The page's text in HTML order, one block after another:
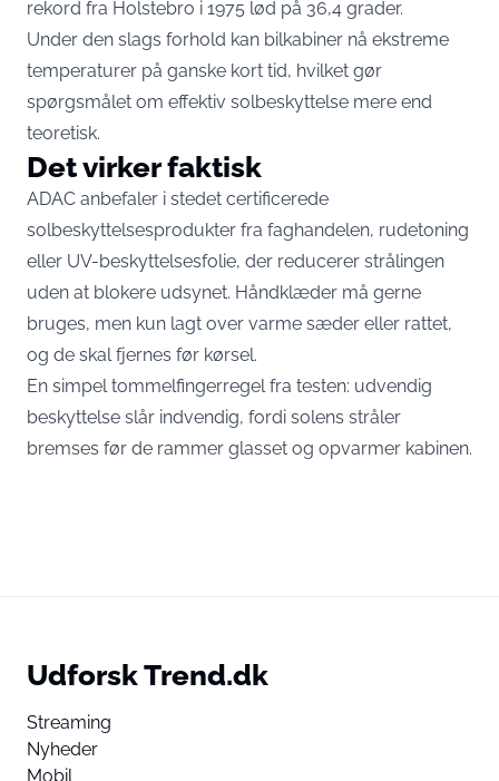
rekord fra Holstebro i 1975 lød på 36,4 grader.
Under den slags forhold kan bilkabiner nå ekstreme
temperaturer på ganske kort tid, hvilket gør
spørgsmålet om effektiv solbeskyttelse mere end
teoretisk.
Det virker faktisk
ADAC anbefaler i stedet certificerede
solbeskyttelsesprodukter fra faghandelen, rudetoning
eller UV-beskyttelsesfolie, der reducerer strålingen
uden at blokere udsynet. Håndklæder må gerne
bruges, men kun lagt over varme sæder eller rattet,
og de skal fjernes før kørsel.
En simpel tommelfingerregel fra testen: udvendig
beskyttelse slår indvendig, fordi solens stråler
bremses før de rammer glasset og opvarmer kabinen.
Udforsk Trend.dk
Streaming
Nyheder
Mobil